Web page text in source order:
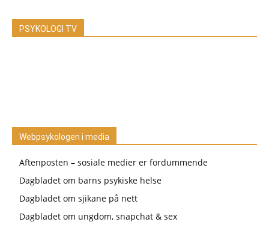
PSYKOLOGI TV
Webpsykologen i media
Aftenposten – sosiale medier er fordummende
Dagbladet om barns psykiske helse
Dagbladet om sjikane på nett
Dagbladet om ungdom, snapchat & sex